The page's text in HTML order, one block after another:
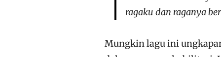
ragaku dan raganya
Mungkin lagu ini